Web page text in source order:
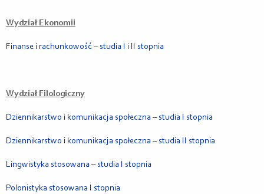
Wydział Ekonomii
Finanse i rachunkowość – studia I i II stopnia
Wydział Filologiczny
Dziennikarstwo i komunikacja społeczna – studia I stopnia
Dziennikarstwo i komunikacja społeczna – studia II stopnia
Lingwistyka stosowana – studia I stopnia
Polonistyka stosowana I stopnia